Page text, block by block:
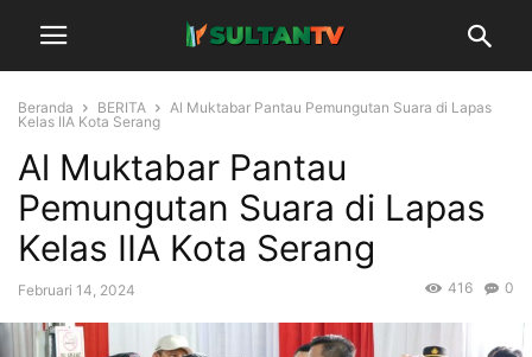
Beranda BERITA
Al Muktabar Pantau Pemungutan Suara di Lapas
Kelas IIA Kota Serang
Al Muktabar Pantau
Pemungutan Suara di Lapas
Kelas IIA Kota Serang
Februari 14, 2024 0
416